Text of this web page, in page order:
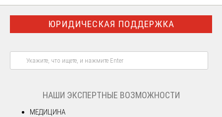
ЮРИДИЧЕСКАЯ ПОДДЕРЖКА
НАШИ ЭКСПЕРТНЫЕ ВОЗМОЖНОСТИ
МЕДИЦИНА